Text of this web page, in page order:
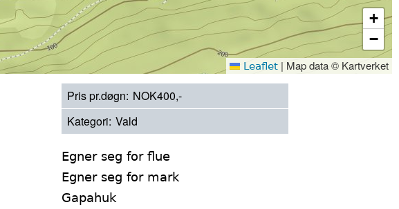
+
−
Leaflet | Map data © Kartverket
Pris pr.døgn NOK400,-
Kategori Vald
Egner seg for flue
Egner seg for mark
Gapahuk